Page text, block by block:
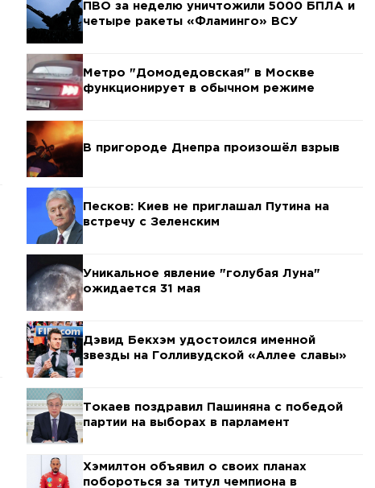
ПВО за неделю уничтожили 5000 БПЛА и
четыре ракеты «Фламинго» ВСУ
Метро "Домодедовская" в Москве
функционирует в обычном режиме
В пригороде Днепра произошёл взрыв
Песков: Киев не приглашал Путина на
встречу с Зеленским
Уникальное явление "голубая Луна"
ожидается 31 мая
Дэвид Бекхэм удостоился именной
звезды на Голливудской «Аллее славы»
Токаев поздравил Пашиняна с победой
партии на выборах в парламент
Хэмилтон объявил о своих планах
побороться за титул чемпиона в